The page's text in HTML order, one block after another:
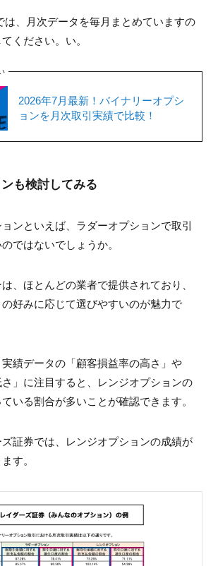
は、月次データを毎月まとめていますの
ください。い。
2026年7月最新！バイナリーオプシ
ョンを月次取引実績で比較！
も検討してみる
ンといえば、ラダーオプションで取引
ではないでしょうか。
、ほとんどの業者で提供されており、
好みに応じて選びやすいのが魅力で
績データの「顧客損益率の高さ」や
さ」に注目すると、レンジオプションの
いる割合が多いことが確認できます。
証券では、レンジオプションの成績が
す。